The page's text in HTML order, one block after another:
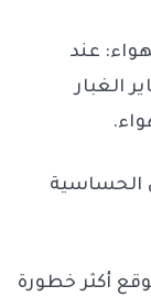
عند
الغبار
الحساسية
أكثر خطورة